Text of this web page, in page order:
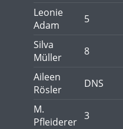
Leonie
Adam
5
Silva
Müller
8
Aileen
Rösler
DNS
M.
Pfleiderer 3